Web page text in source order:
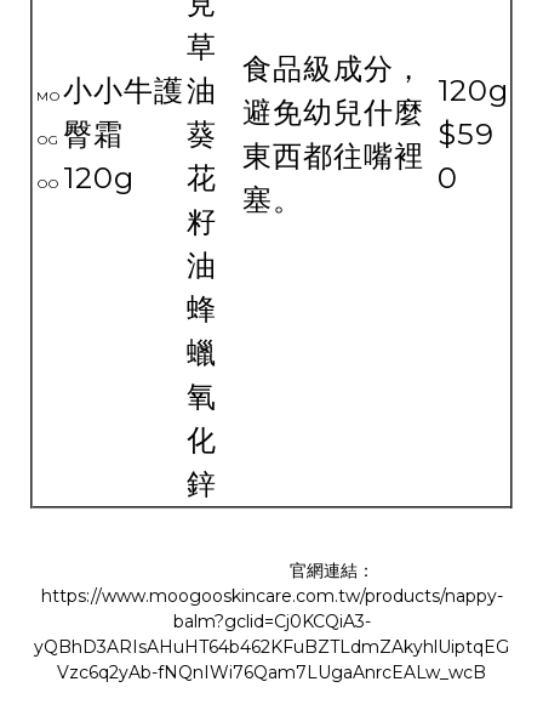
MO
OG
OO
小小牛護
臀霜
120g
草
油
葵
花
籽
油
蜂
蠟
氧
化
鋅
食品級成分，
避免幼兒什麼
東西都往嘴裡
塞。
120g
$59
0
官網連結：
https://www.moogooskincare.com.tw/products/nappy-
balm?gclid=Cj0KCQiA3-
yQBhD3ARIsAHuHT64b462KFuBZTLdmZAkyhlUiptqEG
Vzc6q2yAb-fNQnIWi76Qam7LUgaAnrcEALw_wcB